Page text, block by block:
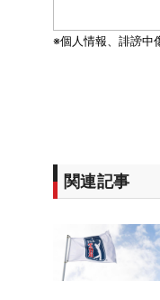
関連記事